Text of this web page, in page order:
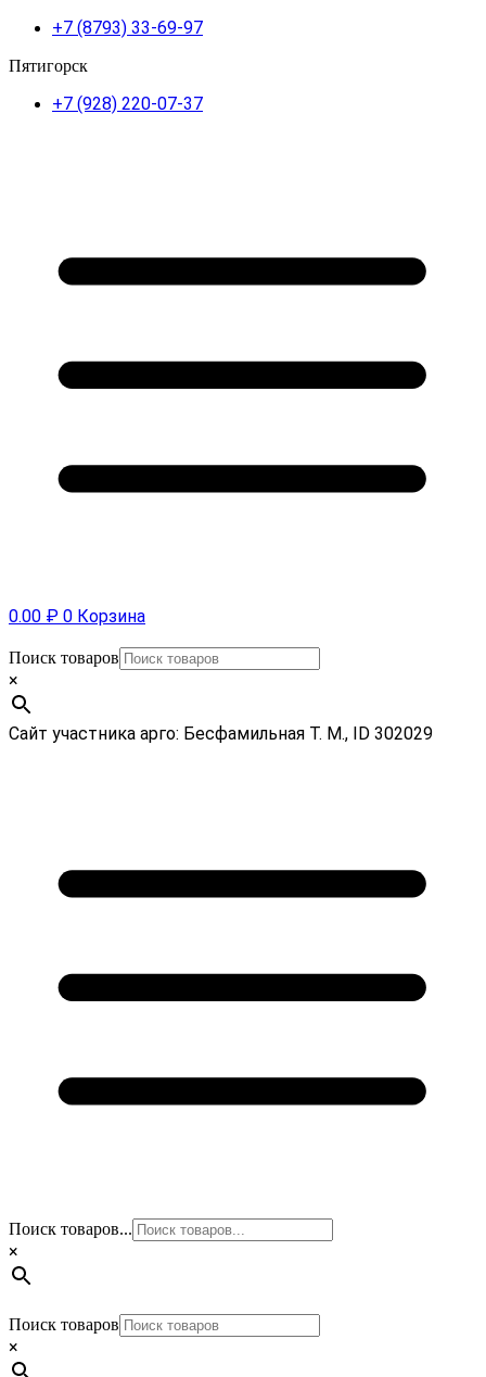
+7 (8793) 33-69-97
Пятигорск
+7 (928) 220-07-37
0.00 ₽ 0 Корзина
Поиск товаров
×
Сайт участника арго: Бесфамильная Т. М., ID 302029
Поиск товаров...
×
Поиск товаров
×